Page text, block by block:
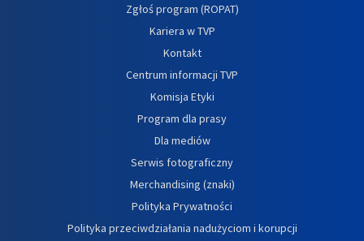
Zgłoś program (ROPAT)
Kariera w TVP
Kontakt
Centrum informacji TVP
Komisja Etyki
Program dla prasy
Dla mediów
Serwis fotograficzny
Merchandising (znaki)
Polityka Prywatności
Polityka przeciwdziałania nadużyciom i korupcji